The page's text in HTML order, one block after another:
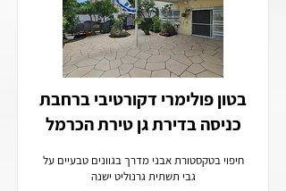
בטון פולימרי דקורטיבי ברחבת
כניסה בדירת גן טירת הכרמל
חיפוי בטקסטורת אבני מדרך בגוונים טבעיים על
גבי תשתית גרנוליט ישנה